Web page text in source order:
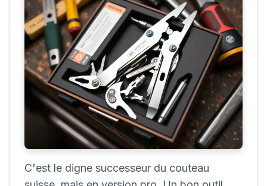
C'est le digne successeur du couteau